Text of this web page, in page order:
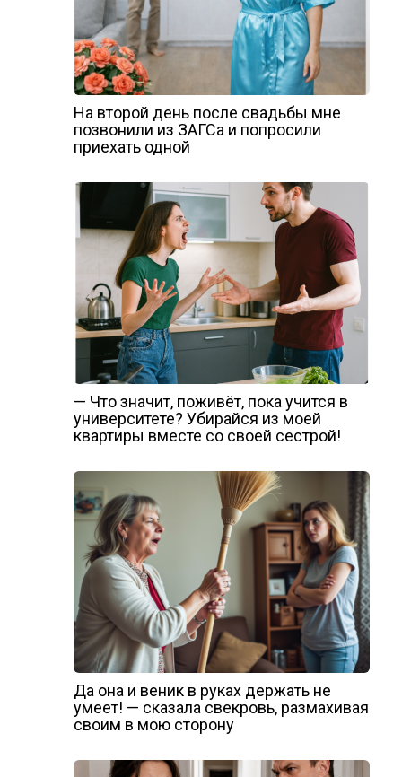
На второй день после свадьбы мне
позвонили из ЗАГСа и попросили
приехать одной
— Что значит, поживёт, пока учится в
университете? Убирайся из моей
квартиры вместе со своей сестрой!
Да она и веник в руках держать не
умеет! — сказала свекровь, размахивая
своим в мою сторону